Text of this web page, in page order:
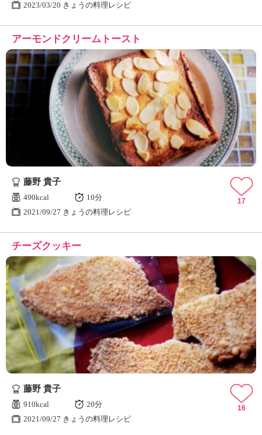
2023/03/20 きょうの料理レシピ
アーモンドクリームトースト
藤野 貴子
490kcal
10分
2021/09/27 きょうの料理レシピ
17
チーズクッキー
藤野 貴子
910kcal
20分
2021/09/27 きょうの料理レシピ
16